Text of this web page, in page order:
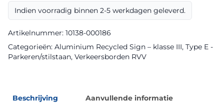
Recycled
Sign
aantal
Indien voorradig binnen 2-5 werkdagen geleverd.
Artikelnummer: 10138-000186
Categorieën: Aluminium Recycled Sign – klasse III, Type E -
Parkeren/stilstaan, Verkeersborden RVV
Beschrijving Aanvullende informatie